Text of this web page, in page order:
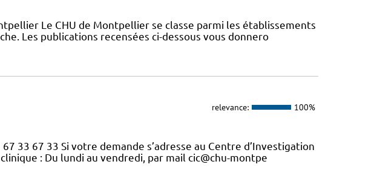
Le CHU de Montpellier se classe parmi les établissements
Les publications recensées ci-dessous vous donnero
relevance: 100%
33 67 33 Si votre demande s’adresse au Centre d’Investigation
: Du lundi au vendredi, par mail cic@chu-montpe